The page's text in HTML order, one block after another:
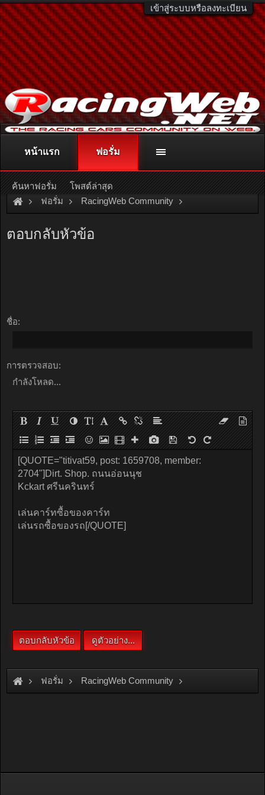
เข้าสู่ระบบหรือลงทะเบียน
ติดต่อลงโฆษณา racingweb@gmail.comหรือโทร. 081-811-1138
หรืออ่านรายละเอียดเพิ่มเติม คลิกที่นี่
ฟอรั่ม RacingWeb Community
ตอบกลับหัวข้อ
ชื่อ:
การตรวจสอบ:
กำลังโหลด...
ฟอรั่ม RacingWeb Community
หน้าแรก ฟอรั่ม
ค้นหาฟอรั่ม โพสต์ล่าสุด